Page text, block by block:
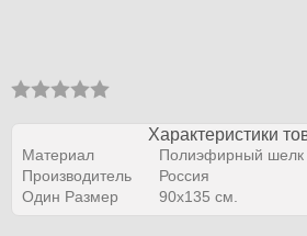
Характеристики
Материал
Полиэфирный шелк
Производитель
Россия
Один Размер
90х135 см.